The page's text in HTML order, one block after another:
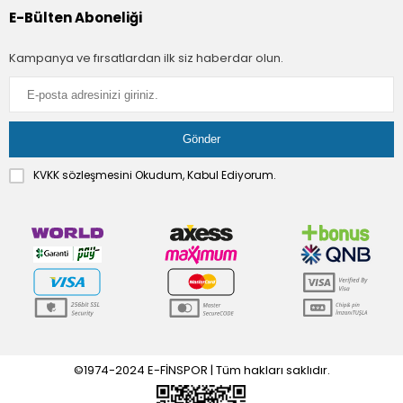
E-Bülten Aboneliği
Kampanya ve fırsatlardan ilk siz haberdar olun.
KVKK sözleşmesini Okudum, Kabul Ediyorum.
©1974-2024 E-FİNSPOR | Tüm hakları saklıdır.